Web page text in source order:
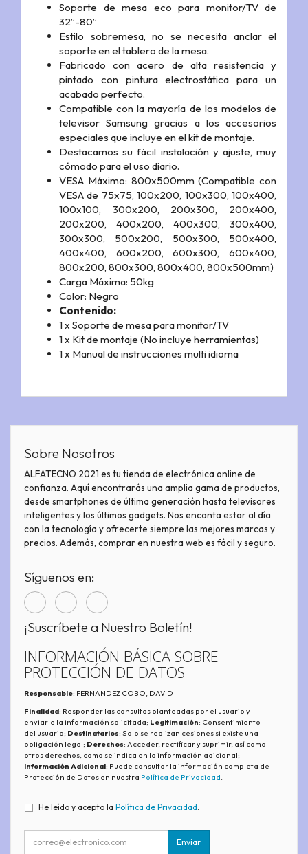
Soporte de mesa eco para monitor/TV de
32”-80”
Estilo sobremesa, no se necesita anclar el
soporte en el tablero de la mesa.
Fabricado con acero de alta resistencia y
pintado con pintura electrostática para un
acabado perfecto.
Compatible con la mayoría de los modelos de
televisor Samsung gracias a los accesorios
especiales que incluye en el kit de montaje.
Destacamos su fácil instalación y ajuste, muy
cómodo para el uso diario.
VESA Máximo: 800x500mm (Compatible con
VESA de 75x75, 100x200, 100x300, 100x400,
100x100, 300x200, 200x300, 200x400,
200x200, 400x200, 400x300, 300x400,
300x300, 500x200, 500x300, 500x400,
400x400, 600x200, 600x300, 600x400,
800x200, 800x300, 800x400, 800x500mm)
Carga Máxima: 50kg
Color: Negro
Contenido:
1 x Soporte de mesa para monitor/TV
1 x Kit de montaje (No incluye herramientas)
1 x Manual de instrucciones multi idioma
Sobre Nosotros
ALFATECNO 2021 es tu tienda de electrónica online de
confianza. Aquí encontrarás una amplia gama de productos,
desde smartphones de última generación hasta televisores
inteligentes y los últimos gadgets. Nos encanta estar al día
con la tecnología y ofrecerte siempre las mejores marcas y
precios. Además, comprar en nuestra web es fácil y seguro.
Síguenos en:
¡Suscríbete a Nuestro Boletín!
INFORMACIÓN BÁSICA SOBRE
PROTECCIÓN DE DATOS
Responsable: FERNANDEZ COBO, DAVID
Finalidad: Responder las consultas planteadas por el usuario y
enviarle la información solicitada; Legitimación: Consentimiento
del usuario; Destinatarios: Solo se realizan cesiones si existe una
obligación legal; Derechos: Acceder, rectificar y suprimir, así como
otros derechos, como se indica en la información adicional;
Información Adicional: Puede consultar la información completa de
Protección de Datos en nuestra Política de Privacidad.
He leído y acepto la Política de Privacidad
Enviar